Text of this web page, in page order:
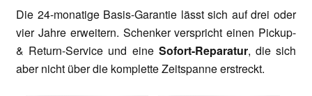
Die 24-monatige Basis-Garantie lässt sich auf drei oder
vier Jahre erweitern. Schenker verspricht einen Pickup-
& Return-Service und eine Sofort-Reparatur, die sich
aber nicht über die komplette Zeitspanne erstreckt.